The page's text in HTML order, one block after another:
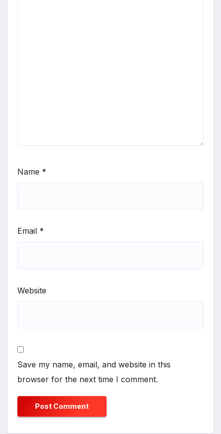
Name *
Email *
Website
Save my name, email, and website in this
browser for the next time I comment.